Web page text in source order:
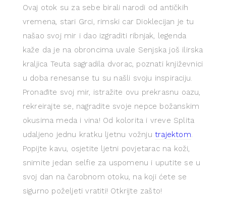
Ovaj otok su za sebe birali narodi od antičkih
vremena, stari Grci, rimski car Dioklecijan je tu
našao svoj mir i dao izgraditi ribnjak, legenda
kaže da je na obroncima uvale Senjska još ilirska
kraljica Teuta sagradila dvorac, poznati književnici
u doba renesanse tu su našli svoju inspiraciju.
Pronađite svoj mir, istražite ovu prekrasnu oazu,
rekreirajte se, nagradite svoje nepce božanskim
okusima meda i vina! Od kolorita i vreve Splita
udaljeno jednu kratku ljetnu vožnju trajektom.
Popijte kavu, osjetite ljetni povjetarac na koži,
snimite jedan selfie za uspomenu i uputite se u
svoj dan na čarobnom otoku, na koji ćete se
sigurno poželjeti vratiti! Otkrijte zašto!